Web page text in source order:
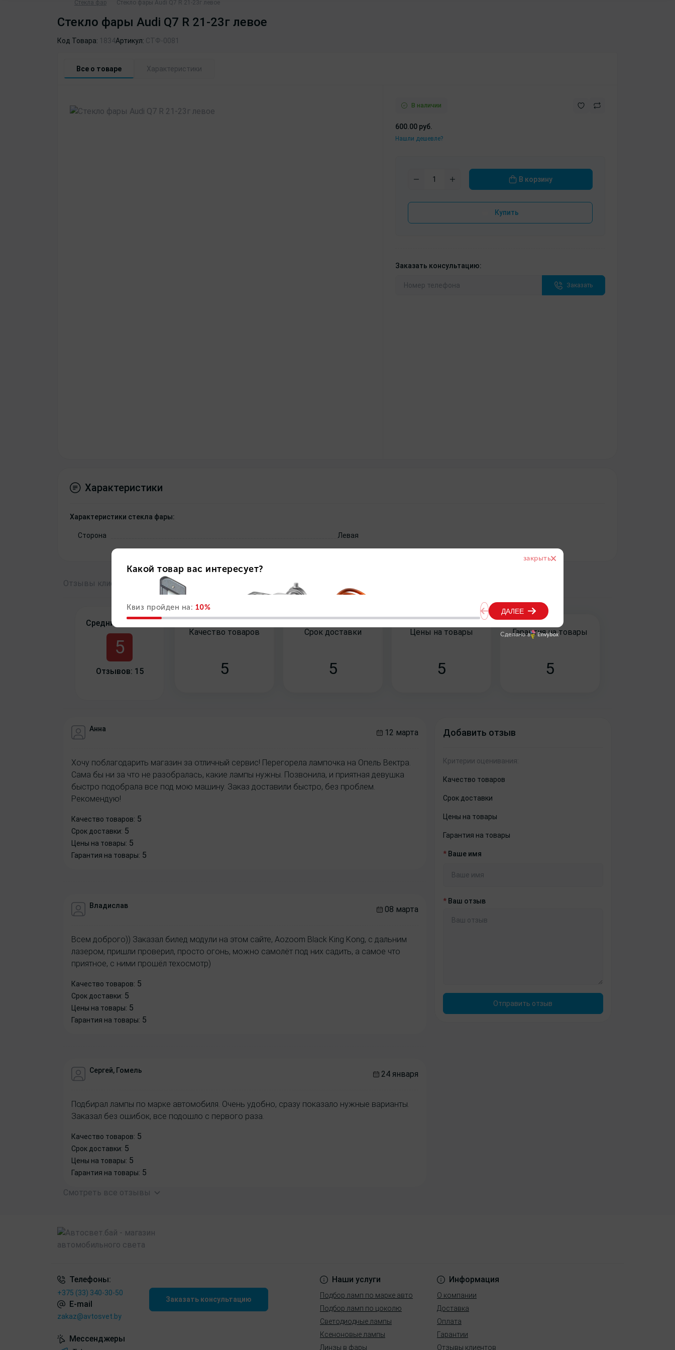
Стекла фар Стекло фары Аudi Q7 R 21-23г левое
Стекло фары Аudi Q7 R 21-23г левое
Код Товара: 1834Артикул: СТФ-0081
Все о товаре Характеристики
В наличии
600.00 руб.
Нашли дешевле?
В корзину
Купить
Заказать консультацию:
Заказать
Характеристики
Характеристики стекла фары:
Сторона Левая
Отзывы клиентов о компанииавто
Средний рейтинг:
5
Отзывов: 15
Качество товаров
5
Срок доставки
5
Цены на товары
5
Гарантия на товары
5
Анна 12 марта
Хочу поблагодарить магазин за отличный сервис! Перегорела лампочка на Опель Вектра.
Сама бы ни за что не разобралась, какие лампы нужны. Позвонила, и приятная девушка
быстро подобрала все под мою машину. Заказ доставили быстро, без проблем.
Рекомендую!
Качество товаров: 5
Срок доставки: 5
Цены на товары: 5
Гарантия на товары: 5
Владислав 08 марта
Всем доброго)) Заказал билед модули на этом сайте, Aozoom Black King Kong, с дальним
лазером, пришли проверил, просто огонь, можно самолёт под них садить, а самое что
приятное, с ними прошёл техосмотр)
Качество товаров: 5
Срок доставки: 5
Цены на товары: 5
Гарантия на товары: 5
Сергей, Гомель 24 января
Подбирал лампы по марке автомобиля. Очень удобно, сразу показало нужные варианты.
Заказал без ошибок, все подошло с первого раза.
Качество товаров: 5
Срок доставки: 5
Цены на товары: 5
Гарантия на товары: 5
Добавить отзыв
Критерии оценивания:
Качество товаров
Срок доставки
Цены на товары
Гарантия на товары
* Ваше имя
* Ваш отзыв
Отправить отзыв
Смотреть все отзывы
Телефоны:
+375 (33) 340-30-50
E-mail
zakaz@avtosvet.by
Мессенджеры
Заказать консультацию
Наши услуги
Подбор ламп по марке авто
Подбор ламп по цоколю
Светодиодные лампы
Ксеноновые лампы
Линзы в фары
Информация
О компании
Доставка
Оплата
Гарантии
Отзывы клиентов
Сделано в